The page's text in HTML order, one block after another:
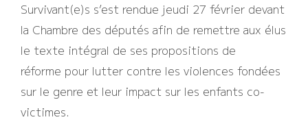
Survivant(e)s s’est rendue jeudi 27 février devant
la Chambre des députés afin de remettre aux élus
le texte intégral de ses propositions de
réforme pour lutter contre les violences fondées
sur le genre et leur impact sur les enfants co-
victimes.